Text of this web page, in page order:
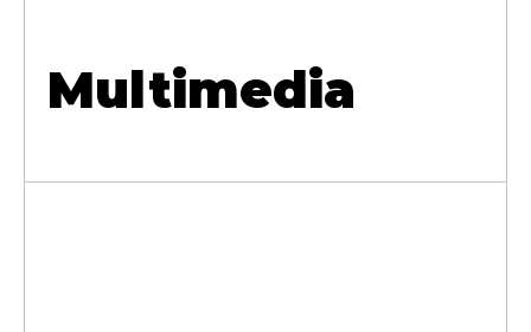
Multimedia